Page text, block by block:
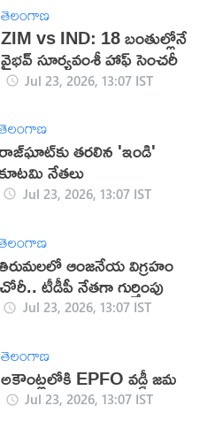
తెలంగాణ
ZIM vs IND: 18 బంతుల్లోనే
వైభవ్ సూర్యవంశీ హాఫ్‌ సెంచరీ
Jul 23, 2026, 13:07 IST
తరలిన 'ఇండి'
నేతలు
Jul 23, 2026, 13:07 IST
ఆంజనేయ విగ్రహం
టీడీపీ నేతగా గుర్తింపు
Jul 23, 2026, 13:07 IST
తెలంగాణ
అకౌంట్లలోకి EPFO వడ్డీ జమ
Jul 23, 2026, 13:07 IST